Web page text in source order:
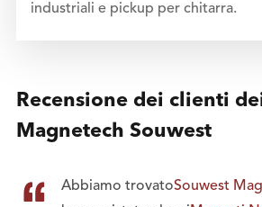
industriali e pickup per chitarra.
Recensione dei clienti
Magnetech Souwest
Abbiamo trovatoSouwest
